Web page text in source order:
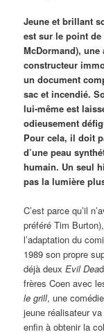
Jeune et brillant
est sur le point de
McDormand), une
constructeur
un document
sac et incendié.
lui-même est
odieusement
Pour cela, il doit
d’une peau
humain. Un seul
pas la lumière
C’est parce qu’il
préféré Tim
l’adaptation du
1989 son propre
déjà deuxEvil Dea
frères Coen avec
le grill, une
jeune réalisateur
enfin à obtenir la